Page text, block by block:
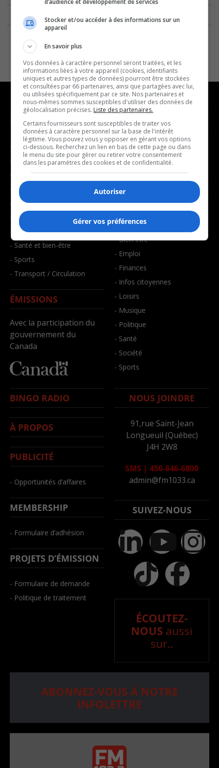
NOUVELLES
- Affaires municipales
- Communauté / Social
- Culture
- Économie
- Éducation
- Environnement
- Faits divers
- Santé et bien-être
- Sports
- Transport / Circulation
ÉMISSIONS
Avec la participation du
gouvernement du
Canada
MUSIQUE
- Décompte franco
- Joué récemment
BALADOS
- Affaires
- Art de vivre
- Bien-être
- Emploi
- Finances
- Infos citoyennes
- Loisirs
- Musique
- Politique
- Santé
- Société
- Sports
BINGO RADIO
À PROPOS
PUBLICITÉ
- Opportunités d’affaires
MEMBERSHIP
- Formulaire d’adhésion
PROJETS D’ÉMISSION
- Formulaire de demande
- Politique de traitement
NOUS JOINDRE
91,rue Saint-Jean
Longueuil (Québec)
J4H 2W8
SMS | 450-646-6800
admin@fm1033.ca
SUIVEZ-NOUS
ÉCOUTEZ-
NOUS aussi
sur..
ABONNEZ-VOUS À NOTRE
INFOLETTRE
d’audience et développement de services
Stocker et/ou accéder à des informations sur un
appareil
En savoir plus
Vos données à caractère personnel seront traitées, et les
informations liées à votre appareil (cookies, identifiants
uniques et autres types de données) pourront être stockées
et consultées par 66 partenaires, ainsi que partagées avec lui,
ou utilisées spécifiquement par ce site. Nos partenaires et
nous-mêmes sommes susceptibles d'utiliser des données de
géolocalisation précises. Liste des partenaires.
Certains fournisseurs sont susceptibles de traiter vos
données à caractère personnel sur la base de l'intérêt
légitime. Vous pouvez vous y opposer en gérant vos options
ci-dessous. Recherchez un lien en bas de cette page ou dans
le menu du site pour gérer ou retirer votre consentement
dans les paramètres des cookies et de confidentialité.
Autoriser
Gérer vos préférences